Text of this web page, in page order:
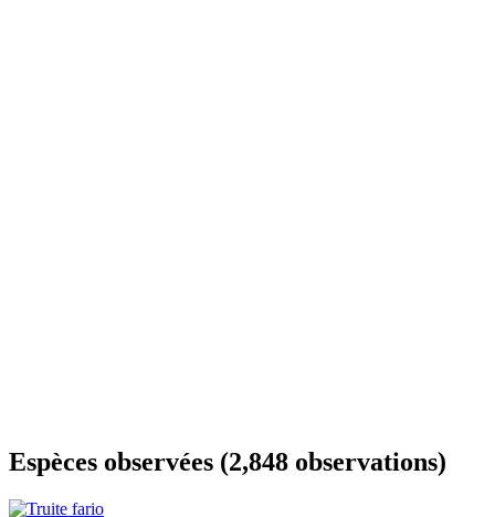
Espèces observées (2,848 observations)